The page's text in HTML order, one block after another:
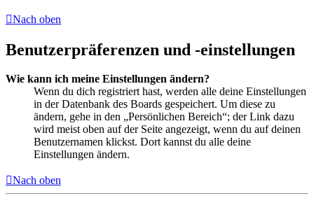
Nach oben
Benutzerpräferenzen und -einstellungen
Wie kann ich meine Einstellungen ändern?
Wenn du dich registriert hast, werden alle deine Einstellungen
in der Datenbank des Boards gespeichert. Um diese zu
ändern, gehe in den „Persönlichen Bereich“; der Link dazu
wird meist oben auf der Seite angezeigt, wenn du auf deinen
Benutzernamen klickst. Dort kannst du alle deine
Einstellungen ändern.
Nach oben